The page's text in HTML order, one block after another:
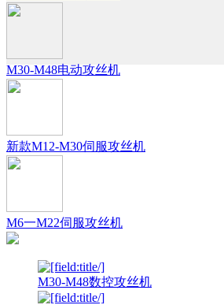
M30-M48电动攻丝机
新款M12-M30伺服攻丝机
M6一M22伺服攻丝机
M30-M48数控攻丝机